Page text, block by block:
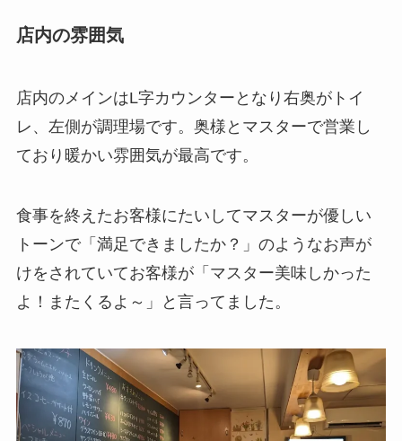
店内の雰囲気
店内のメインはL字カウンターとなり右奥がトイ
レ、左側が調理場です。奥様とマスターで営業し
ており暖かい雰囲気が最高です。
食事を終えたお客様にたいしてマスターが優しい
トーンで「満足できましたか？」のようなお声が
けをされていてお客様が「マスター美味しかった
よ！またくるよ～」と言ってました。